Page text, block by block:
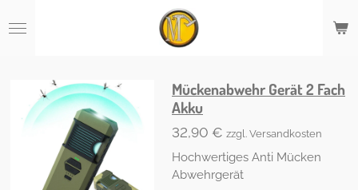
Hauptinhalt
Mückenabwehr Gerät 2 Fach
Akku
32,90 € zzgl. Versandkosten
Hochwertiges Anti Mücken
Abwehrgerät